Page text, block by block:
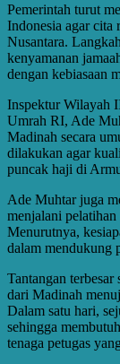
Pemerintah turut
Indonesia agar cita
Nusantara.
kenyamanan
dengan kebiasaan
Inspektur Wilayah
Umrah RI, Ade
Madinah secara
dilakukan agar
puncak haji di
Ade Muhtar juga
menjalani
Menurutnya,
dalam mendukung
Tantangan terbesar
dari Madinah
Dalam satu hari,
sehingga
tenaga petugas